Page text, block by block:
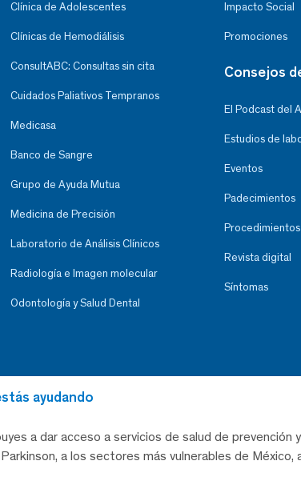
Clínica de Adolescentes
Clínicas de Hemodiálisis
ConsultABC: Consultas sin cita
Cuidados Paliativos Tempranos
Medicasa
Banco de Sangre
Grupo de Ayuda Mutua
Medicina de Precisión
Laboratorio de Análisis Clínicos
Radiología e Imagen molecular
Odontología y Salud Dental
Impacto Social
Promociones
Consejos
El Podcast del
Estudios de
Eventos
Padecimientos
Procedimientos
Revista digital
Síntomas
ayudando
a dar acceso a servicios de salud de prevención
a los sectores más vulnerables de México,